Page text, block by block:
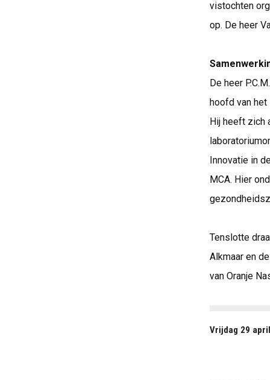
vistochten
op. De heer
De heer
hoofd van het
Hij heeft zich
Innovatie in
MCA. Hier
Tenslotte
Alkmaar en
van Oranje
Vrijdag 29